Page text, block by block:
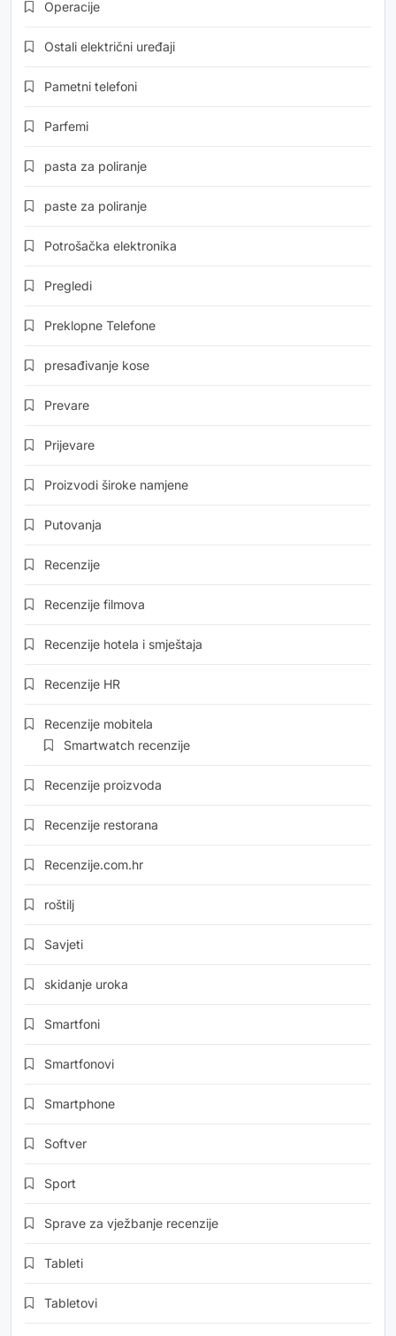
Operacije
Ostali električni uređaji
Pametni telefoni
Parfemi
pasta za poliranje
paste za poliranje
Potrošačka elektronika
Pregledi
Preklopne Telefone
presađivanje kose
Prevare
Prijevare
Proizvodi široke namjene
Putovanja
Recenzije
Recenzije filmova
Recenzije hotela i smještaja
Recenzije HR
Recenzije mobitela
Smartwatch recenzije
Recenzije proizvoda
Recenzije restorana
Recenzije.com.hr
roštilj
Savjeti
skidanje uroka
Smartfoni
Smartfonovi
Smartphone
Softver
Sport
Sprave za vježbanje recenzije
Tableti
Tabletovi